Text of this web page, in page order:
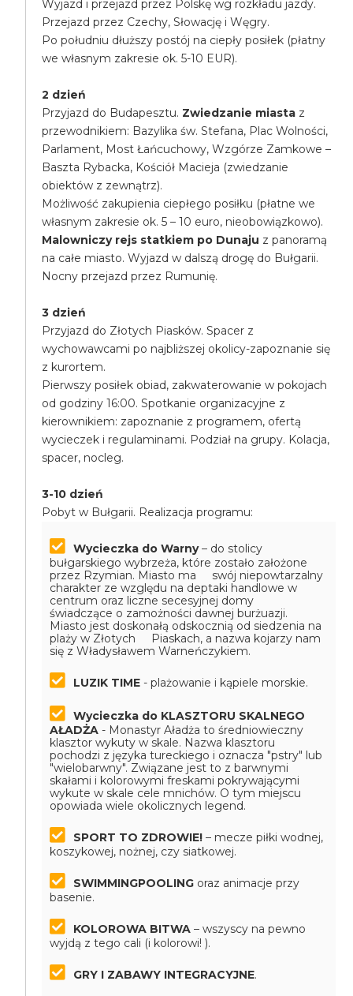
Wyjazd i przejazd przez Polskę wg rozkładu jazdy.
Przejazd przez Czechy, Słowację i Węgry.
Po południu dłuższy postój na ciepły posiłek (płatny
we własnym zakresie ok. 5-10 EUR).
2 dzień
Przyjazd do Budapesztu. Zwiedzanie miasta z
przewodnikiem: Bazylika św. Stefana, Plac Wolności,
Parlament, Most Łańcuchowy, Wzgórze Zamkowe –
Baszta Rybacka, Kościół Macieja (zwiedzanie
obiektów z zewnątrz).
Możliwość zakupienia ciepłego posiłku (płatne we
własnym zakresie ok. 5 – 10 euro, nieobowiązkowo).
Malowniczy rejs statkiem po Dunaju z panoramą
na całe miasto. Wyjazd w dalszą drogę do Bułgarii.
Nocny przejazd przez Rumunię.
3 dzień
Przyjazd do Złotych Piasków. Spacer z
wychowawcami po najbliższej okolicy-zapoznanie się
z kurortem.
Pierwszy posiłek obiad, zakwaterowanie w pokojach
od godziny 16:00. Spotkanie organizacyjne z
kierownikiem: zapoznanie z programem, ofertą
wycieczek i regulaminami. Podział na grupy. Kolacja,
spacer, nocleg.
3-10 dzień
Pobyt w Bułgarii. Realizacja programu:
Wycieczka do Warny– do stolicy
bułgarskiego wybrzeża, które zostało założone
przez Rzymian. Miasto ma swój niepowtarzalny
charakter ze względu na deptaki handlowe w
centrum oraz liczne secesyjnej domy
świadczące o zamożności dawnej burżuazji.
Miasto jest doskonałą odskocznią od siedzenia na
plaży w Złotych Piaskach, a nazwa kojarzy nam
się z Władysławem Warneńczykiem.
LUZIK TIME - plażowanie i kąpiele morskie.
Wycieczka do KLASZTORU SKALNEGO
AŁADŻA - Monastyr Aładża to średniowieczny
klasztor wykuty w skale. Nazwa klasztoru
pochodzi z języka tureckiego i oznacza "pstry" lub
"wielobarwny". Związane jest to z barwnymi
skałami i kolorowymi freskami pokrywającymi
wykute w skale cele mnichów. O tym miejscu
opowiada wiele okolicznych legend.
SPORT TO ZDROWIE! – mecze piłki wodnej,
koszykowej, nożnej, czy siatkowej.
SWIMMINGPOOLING oraz animacje przy
basenie.
KOLOROWA BITWA – wszyscy na pewno
wyjdą z tego cali (i kolorowi! ).
GRY I ZABAWY INTEGRACYJNE.